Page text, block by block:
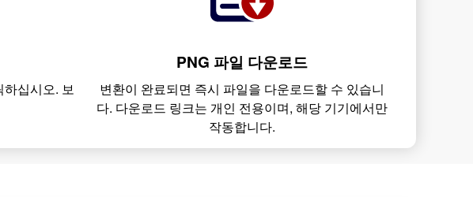
십시오. 보
PNG 파일 다운로드
변환이 완료되면 즉시 파일을 다운로드할 수 있습니
다. 다운로드 링크는 개인 전용이며, 해당 기기에서만
작동합니다.